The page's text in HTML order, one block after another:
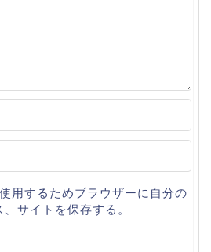
用するためブラウザーに自分の
サイトを保存する。